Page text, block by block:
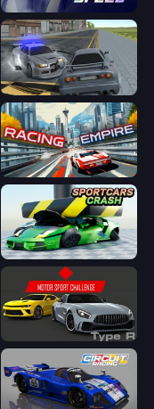
Crazy for Speed
RCC City Racing
Racing Empire
Sportcars Crash
Motor Sport Challenge Type R